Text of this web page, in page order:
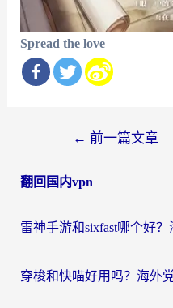
Spread the love
导
← 前一篇文章
翻回国内vpn